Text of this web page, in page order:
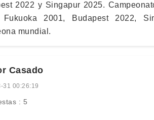
2022 y Singapur 2025.
Fukuoka 2001, Budapest 2022,
mundial.
Casado
31 00:26:19
: 5